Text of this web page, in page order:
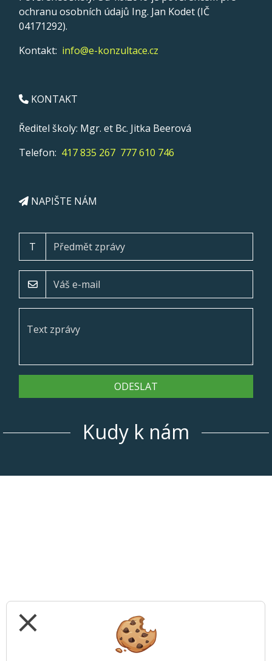
ochranu osobních údajů Ing. Jan Kodet (IČ
04171292).
Kontakt: info@e-konzultace.cz
KONTAKT
Ředitel školy: Mgr. et Bc. Jitka Beerová
Telefon: 417 835 267 777 610 746
NAPIŠTE NÁM
T
ODESLAT
Kudy k nám
close